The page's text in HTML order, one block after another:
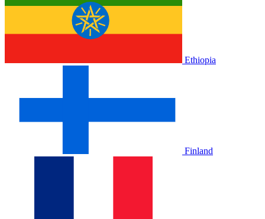
Ethiopia
Finland